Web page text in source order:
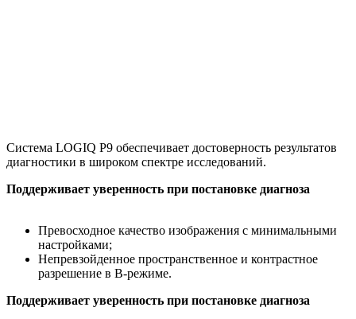
Система LOGIQ P9 обеспечивает достоверность результатов
диагностики в широком спектре исследований.
Поддерживает уверенность при постановке диагноза
Превосходное качество изображения с минимальными
настройками;
Непревзойденное пространственное и контрастное
разрешение в B-режиме.
Поддерживает уверенность при постановке диагноза